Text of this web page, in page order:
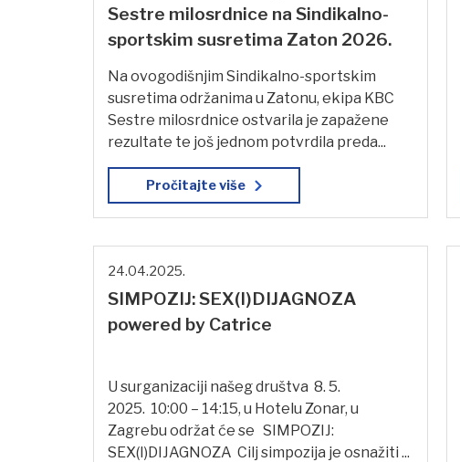
Sestre milosrdnice na Sindikalno-
sportskim susretima Zaton 2026.
Na ovogodišnjim Sindikalno-sportskim
susretima održanima u Zatonu, ekipa KBC
Sestre milosrdnice ostvarila je zapažene
rezultate te još jednom potvrdila preda...
Pročitajte više
24.04.2025.
SIMPOZIJ: SEX(I)DIJAGNOZA
powered by Catrice
U surganizaciji našeg društva 8. 5.
2025. 10:00 – 14:15, u Hotelu Zonar, u
Zagrebu održat će se SIMPOZIJ:
SEX(I)DIJAGNOZA Cilj simpozija je osnažiti ...